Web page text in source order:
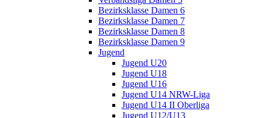
Bezirksklasse Damen 6
Bezirksklasse Damen 7
Bezirksklasse Damen 8
Bezirksklasse Damen 9
Jugend
Jugend U20
Jugend U18
Jugend U16
Jugend U14 NRW-Liga
Jugend U14 II Oberliga
Jugend U12/U13